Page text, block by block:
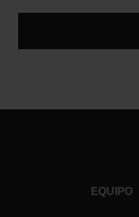
EQUIPO